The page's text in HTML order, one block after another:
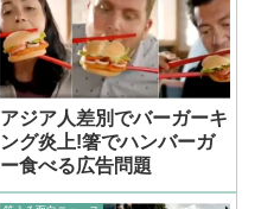
アジア人差別でバーガーキ
ング炎上!箸でハンバーガ
ー食べる広告問題